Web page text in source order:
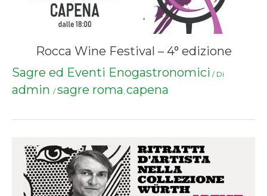
Rocca Wine Festival – 4° edizione
Sagre ed Eventi Enogastronomici / Di
admin / sagre roma, capena